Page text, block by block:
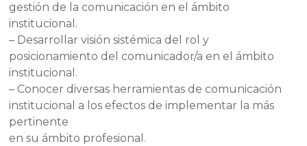
gestión de la comunicación en el ámbito
institucional.
– Desarrollar visión sistémica del rol y
posicionamiento del comunicador/a en el ámbito
institucional.
– Conocer diversas herramientas de comunicación
institucional a los efectos de implementar la más
pertinente
en su ámbito profesional.